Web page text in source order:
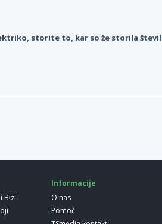
storite to, kar so že storila
Bizi
Informacije
O nas
Pomoč